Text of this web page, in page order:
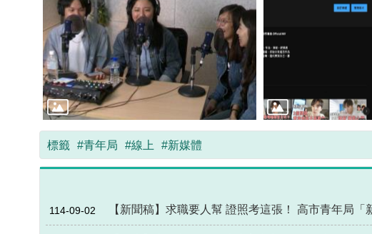
標籤 #青年局 #線上 #新媒體
114-09-02 【新聞稿】求職要人幫 證照考這張！ 高市青年局